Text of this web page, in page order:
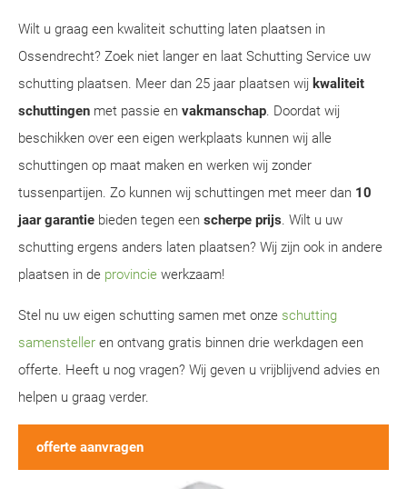
Wilt u graag een kwaliteit schutting laten plaatsen in
Ossendrecht? Zoek niet langer en laat Schutting Service uw
schutting plaatsen. Meer dan 25 jaar plaatsen wij kwaliteit
schuttingen met passie en vakmanschap. Doordat wij
beschikken over een eigen werkplaats kunnen wij alle
schuttingen op maat maken en werken wij zonder
tussenpartijen. Zo kunnen wij schuttingen met meer dan 10
jaar garantie bieden tegen een scherpe prijs. Wilt u uw
schutting ergens anders laten plaatsen? Wij zijn ook in andere
plaatsen in de provincie werkzaam!
Stel nu uw eigen schutting samen met onze schutting
samensteller en ontvang gratis binnen drie werkdagen een
offerte. Heeft u nog vragen? Wij geven u vrijblijvend advies en
helpen u graag verder.
offerte aanvragen